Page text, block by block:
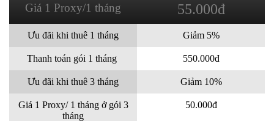
Giá 1 Proxy/1 tháng
Ưu đãi khi thuê 1 tháng
Thanh toán gói 1 tháng
Ưu đãi khi thuê 3 tháng
Giá 1 Proxy/ 1 tháng ở gói 3
tháng
55.000đ
Giảm 5%
550.000đ
Giảm 10%
50.000đ